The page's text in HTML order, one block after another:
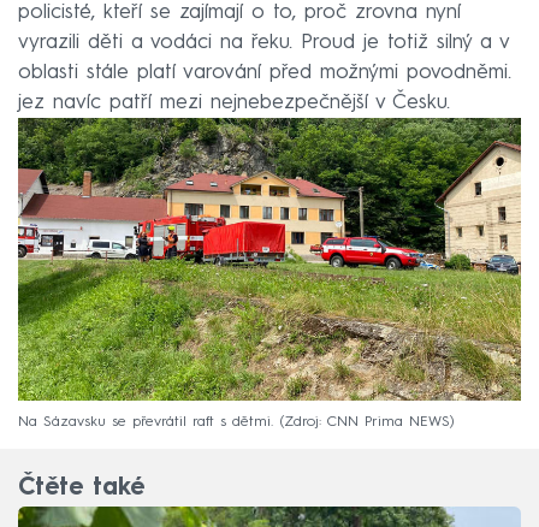
policisté, kteří se zajímají o to, proč zrovna nyní
vyrazili děti a vodáci na řeku. Proud je totiž silný a v
oblasti stále platí varování před možnými povodněmi.
jez navíc patří mezi nejnebezpečnější v Česku.
Na Sázavsku se převrátil raft s dětmi. Zdroj: CNN Prima NEWS
Čtěte také